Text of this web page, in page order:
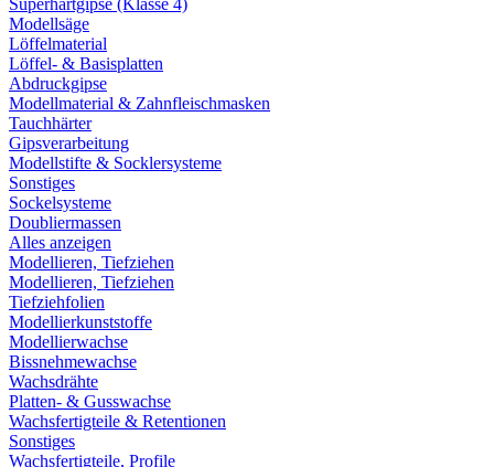
Superhartgipse (Klasse 4)
Modellsäge
Löffelmaterial
Löffel- & Basisplatten
Abdruckgipse
Modellmaterial & Zahnfleischmasken
Tauchhärter
Gipsverarbeitung
Modellstifte & Socklersysteme
Sonstiges
Sockelsysteme
Doubliermassen
Alles anzeigen
Modellieren, Tiefziehen
Modellieren, Tiefziehen
Tiefziehfolien
Modellierkunststoffe
Modellierwachse
Bissnehmewachse
Wachsdrähte
Platten- & Gusswachse
Wachsfertigteile & Retentionen
Sonstiges
Wachsfertigteile, Profile